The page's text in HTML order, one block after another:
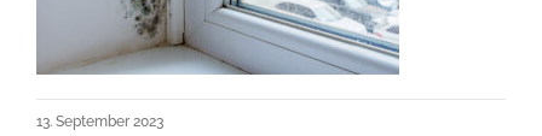
13. September 2023